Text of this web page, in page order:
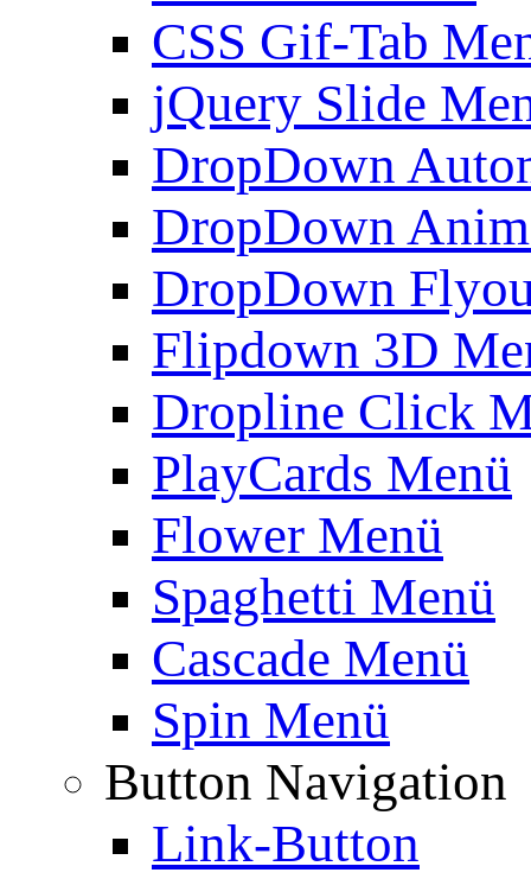
CSS Gif-Tab
jQuery Slide
DropDown
DropDown
DropDown
Flipdown 3D
Dropline Click
PlayCards Menü
Flower Menü
Spaghetti Menü
Cascade Menü
Spin Menü
Button Navigation
Link-Button